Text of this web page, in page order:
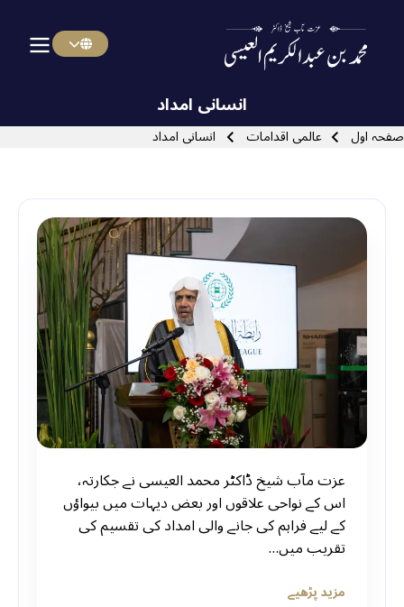
Skip to main navigation
انسانی امداد
Breadcrumb
صفحہ اول عالمی اقدامات انسانی امداد
عزت مآب شیخ ڈاکٹر محمد العیسی نے جکارتہ،
اس کے نواحی علاقوں اور بعض دیہات میں بیواؤں
کے لیے فراہم کی جانے والی امداد کی تقسیم کی
تقریب میں…
مزید پڑھیے